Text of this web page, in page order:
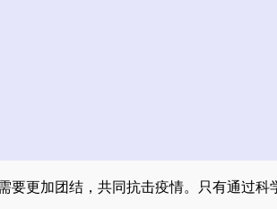
要更加团结，共同抗击疫情。只有通过科